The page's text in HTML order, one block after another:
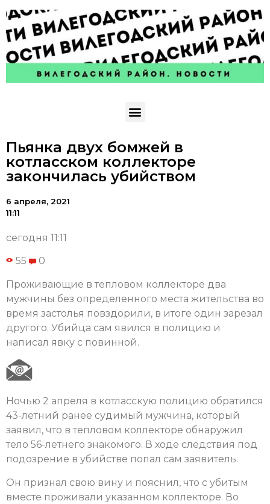
Пьянка двух бомжей в
котласском коллекторе
закончилась убийством
6 апреля, 2021
11:11
сегодня 11:11
55 0
Проживающие в тепловом коллекторе два
мужчины без определенного места жительства во
время застолья повздорили, в итоге один зарезал
другого. Убийца сам явился в полицию и
написал явку с повинной.
Ночью 2 апреля в котласскую полицию обратился
43-летний ранее судимый мужчина, который
заявил, что в тепловом коллекторе обнаружил
тело 56-летнего знакомого. В ходе следствия под
подозрение в убийстве попал сам заявитель.
Он признал свою вину и пояснил, что с убитым
вместе проживали указанном коллекторе. Во